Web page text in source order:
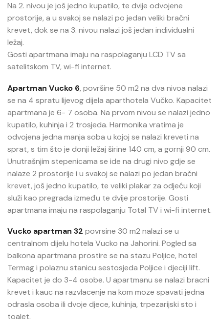
Na 2. nivou je još jedno kupatilo, te dvije odvojene
prostorije, a u svakoj se nalazi po jedan veliki bračni
krevet, dok se na 3. nivou nalazi još jedan individualni
ležaj.
Gosti apartmana imaju na raspolaganju LCD TV sa
satelitskom TV, wi-fi internet.
Apartman Vucko 6, površine 50 m2 na dva nivoa nalazi
se na 4 spratu lijevog dijela aparthotela Vučko. Kapacitet
apartmana je 6- 7 osoba. Na prvom nivou se nalazi jedno
kupatilo, kuhinja i 2 trosjeda. Harmonika vratima je
odvojena jedna manja soba u kojoj se nalazi kreveti na
sprat, s tim što je donji ležaj širine 140 cm, a gornji 90 cm.
Unutrašnjim stepenicama se ide na drugi nivo gdje se
nalaze 2 prostorije i u svakoj se nalazi po jedan bračni
krevet, još jedno kupatilo, te veliki plakar za odjeću koji
služi kao pregrada između te dvije prostorije. Gosti
apartmana imaju na raspolaganju Total TV i wi-fi internet.
Vucko apartman 32 povrsine 30 m2 nalazi se u
centralnom dijelu hotela Vucko na Jahorini. Pogled sa
balkona apartmana prostire se na stazu Poljice, hotel
Termag i polaznu stanicu sestosjeda Poljice i djeciji lift.
Kapacitet je do 3-4 osobe. U apartmanu se nalazi bracni
krevet i kauc na razvlacenje na kom moze spavati jedna
odrasla osoba ili dvoje djece, kuhinja, trpezarijski sto i
toalet.